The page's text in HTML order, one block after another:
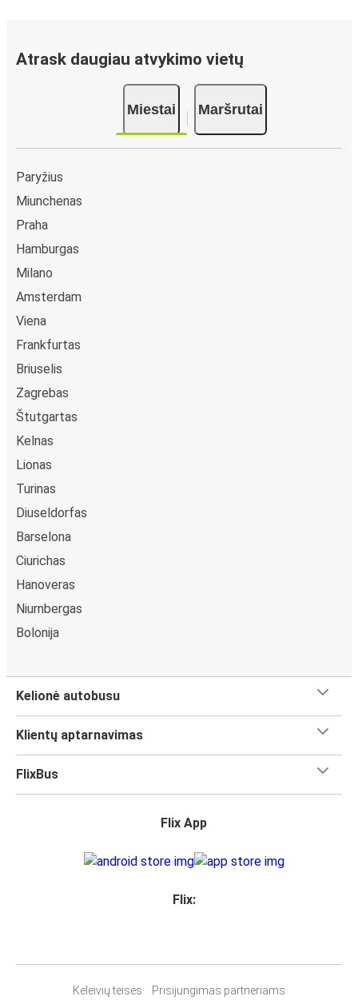
Atrask daugiau atvykimo vietų
Miestai Maršrutai
Paryžius
Miunchenas
Praha
Hamburgas
Milano
Amsterdam
Viena
Frankfurtas
Briuselis
Zagrebas
Štutgartas
Kelnas
Lionas
Turinas
Diuseldorfas
Barselona
Ciurichas
Hanoveras
Niurnbergas
Bolonija
Kelionė autobusu
Klientų aptarnavimas
FlixBus
Flix App
Flix:
Keleivių teisės
Prisijungimas partneriams